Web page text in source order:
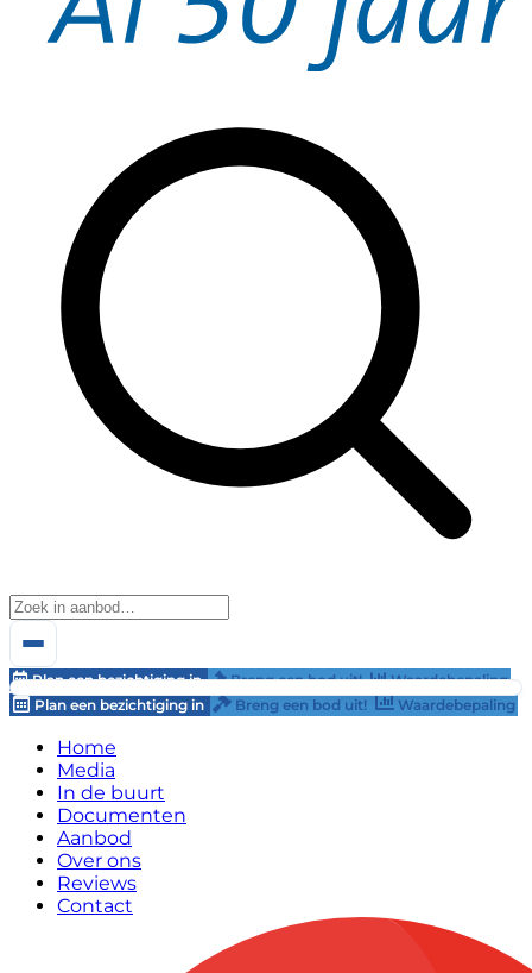
Plan een bezichtiging in Breng een bod uit!
Waardebepaling
Plan een bezichtiging in
Breng een bod uit! Waardebepaling
Home
Media
In de buurt
Documenten
Aanbod
Over ons
Reviews
Contact